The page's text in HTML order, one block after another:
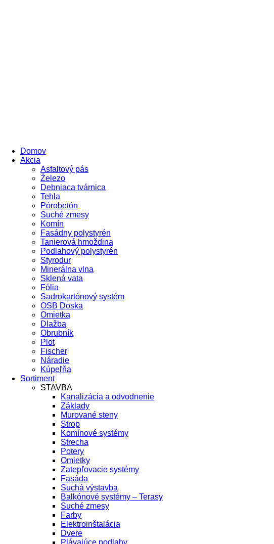
Domov
Akcia
Asfaltový pás
Železo
Debniaca tvárnica
Tehla
Pórobetón
Suché zmesy
Komín
Fasádny polystyrén
Tanierová hmoždina
Podlahový polystyrén
Styrodur
Minerálna vlna
Sklená vata
Fólia
Sadrokartónový systém
OSB Doska
Omietka
Dlažba
Obrubník
Plot
Fischer
Náradie
Kúpeľňa
Sortiment
STAVBA
Kanalizácia a odvodnenie
Základy
Murované steny
Strop
Komínové systémy
Strecha
Potery
Omietky
Zatepľovacie systémy
Fasáda
Suchá výstavba
Balkónové systémy – Terasy
Suché zmesy
Farby
Elektroinštalácia
Dvere
Plávajúce podlahy